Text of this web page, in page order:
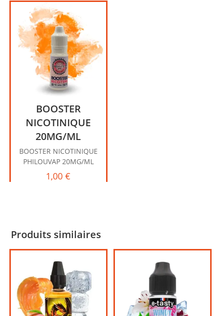
BOOSTER
NICOTINIQUE
20MG/ML
BOOSTER NICOTINIQUE
PHILOUVAP 20MG/ML
1,00€
Produits similaires